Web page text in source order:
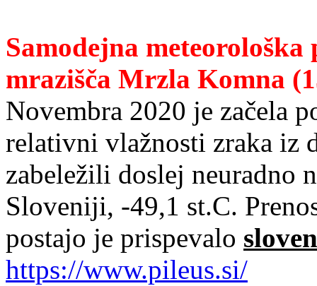
Samodejna
mrazišča Mrzla Komna
Novembra 2020 je začela
relativni vlažnosti zraka iz
zabeležili doslej neuradno
Sloveniji, -49,1 st.C.
postajo je prispevalo
https://www.pileus.si/